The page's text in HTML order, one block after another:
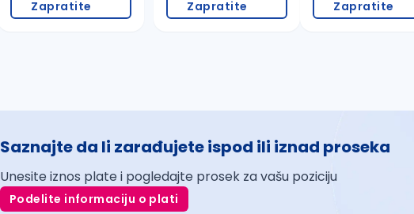
Zapratite Zapratite Zapratite
Saznajte da li zarađujete ispod ili iznad proseka
Unesite iznos plate i pogledajte prosek za vašu poziciju
Podelite informaciju o plati